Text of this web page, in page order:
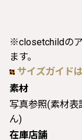
※closetchildの
ます。
サイズガイド
素材
写真参照(素材表
ん)
在庫店舗